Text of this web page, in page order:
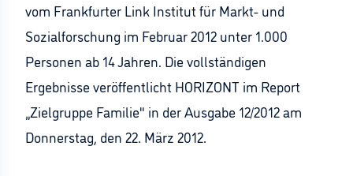
vom Frankfurter Link Institut für Markt- und
Sozialforschung im Februar 2012 unter 1.000
Personen ab 14 Jahren. Die vollständigen
Ergebnisse veröffentlicht HORIZONT im Report
„Zielgruppe Familie" in der Ausgabe 12/2012 am
Donnerstag, den 22. März 2012.